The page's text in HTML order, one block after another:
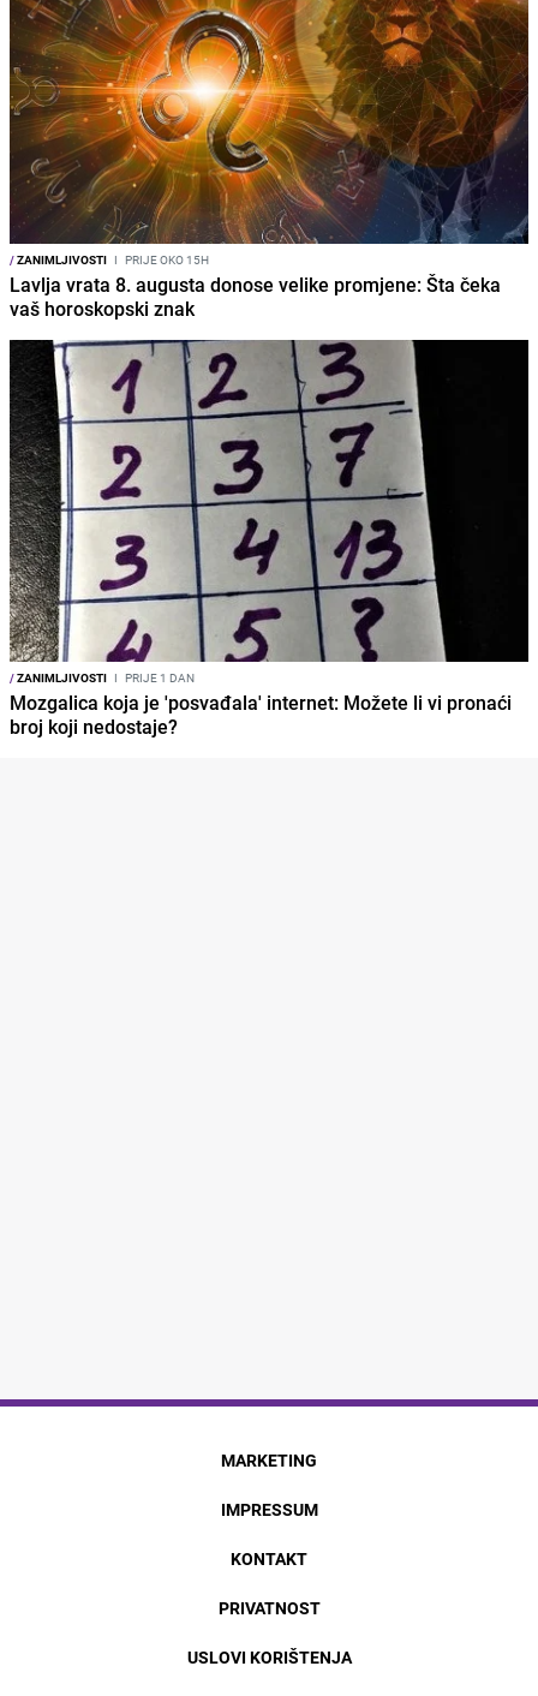
/ZANIMLJIVOSTI I PRIJE OKO 15H
Lavlja vrata 8. augusta donose velike promjene: Šta čeka
vaš horoskopski znak
/ZANIMLJIVOSTI I PRIJE 1 DAN
Mozgalica koja je 'posvađala' internet: Možete li vi pronaći
broj koji nedostaje?
MARKETING
IMPRESSUM
KONTAKT
PRIVATNOST
USLOVI KORIŠTENJA